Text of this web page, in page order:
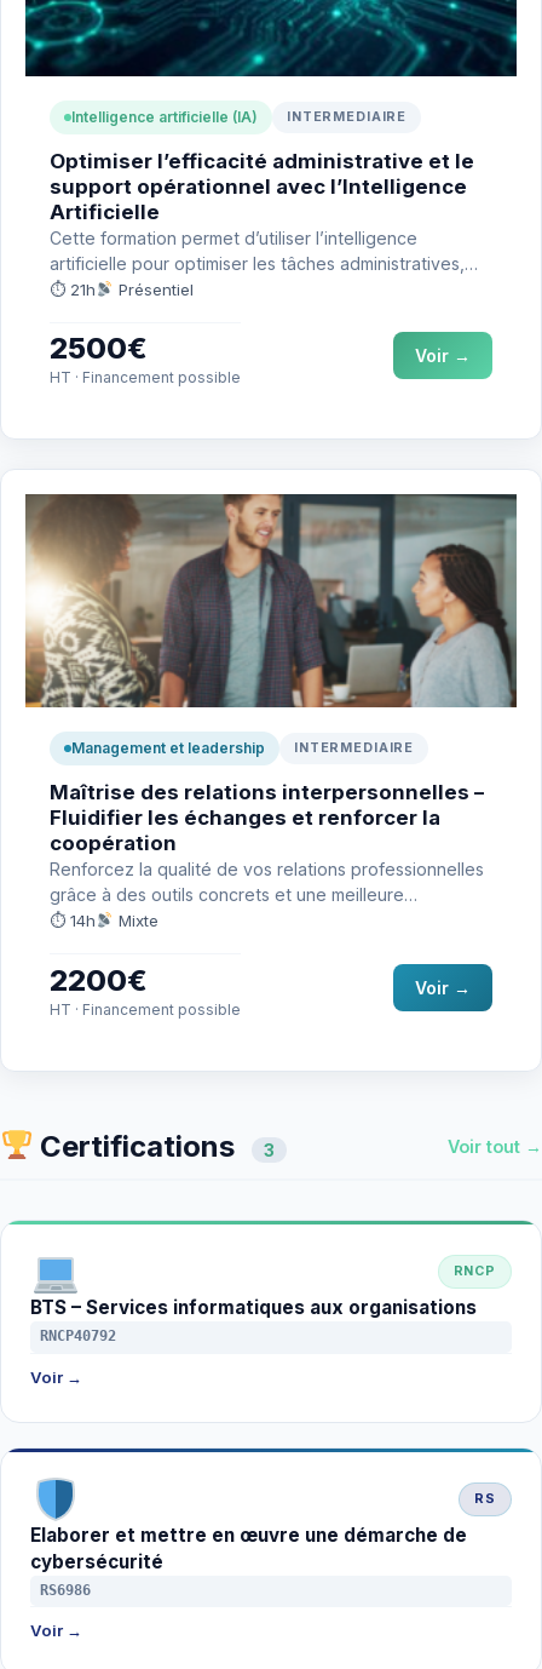
Intelligence artificielle (IA) INTERMEDIAIRE
Optimiser l’efficacité administrative et le
support opérationnel avec l’Intelligence
Artificielle
Cette formation permet d’utiliser l’intelligence
artificielle pour optimiser les tâches administratives,
automatiser la gestion de l’information et améliorer…
⏱ 21h Présentiel
2500€
HT · Financement possible
Voir →
Management et leadership INTERMEDIAIRE
Maîtrise des relations interpersonnelles –
Fluidifier les échanges et renforcer la
coopération
Renforcez la qualité de vos relations professionnelles
grâce à des outils concrets et une meilleure
compréhension des mécanismes…
⏱ 14h Mixte
2200€
HT · Financement possible
Voir →
Certifications 3 Voir tout →
RNCP
BTS – Services informatiques aux organisations
RNCP40792
Voir →
RS
Elaborer et mettre en œuvre une démarche de
cybersécurité
RS6986
Voir →